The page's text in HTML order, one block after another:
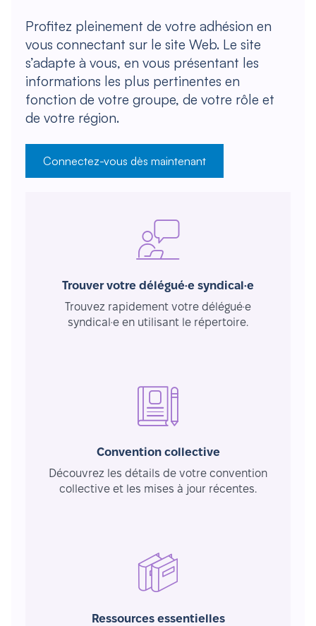
Profitez pleinement de votre adhésion en
vous connectant sur le site Web. Le site
s’adapte à vous, en vous présentant les
informations les plus pertinentes en
fonction de votre groupe, de votre rôle et
de votre région.
Connectez-vous dès maintenant
Trouver votre délégué·e syndical·e
Trouvez rapidement votre délégué·e
syndical·e en utilisant le répertoire.
Convention collective
Découvrez les détails de votre convention
collective et les mises à jour récentes.
Ressources essentielles